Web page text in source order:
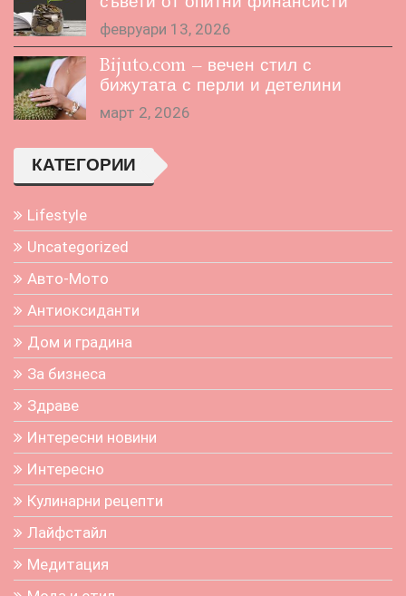
февруари 13, 2026
Bijuto.com – вечен стил с
бижутата с перли и детелини
март 2, 2026
КАТЕГОРИИ
Lifestyle
Uncategorized
Авто-Мото
Антиоксиданти
Дом и градина
За бизнеса
Здраве
Интересни новини
Интересно
Кулинарни рецепти
Лайфстайл
Медитация